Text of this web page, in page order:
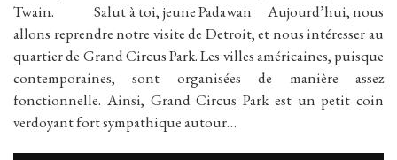
Twain. Salut à toi, jeune Padawan Aujourd’hui, nous
allons reprendre notre visite de Detroit, et nous intéresser au
quartier de Grand Circus Park. Les villes américaines, puisque
contemporaines, sont organisées de manière assez
fonctionnelle. Ainsi, Grand Circus Park est un petit coin
verdoyant fort sympathique autour…